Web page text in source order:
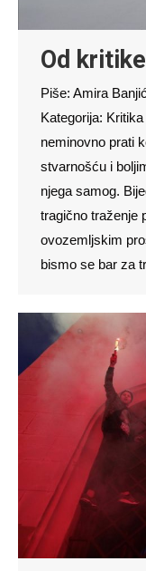
Od
Piše: Amira
Kategorija:
neminovno prati
stvarnošću i
njega samog.
tragično traženje
ovozemljskim
bismo se bar za